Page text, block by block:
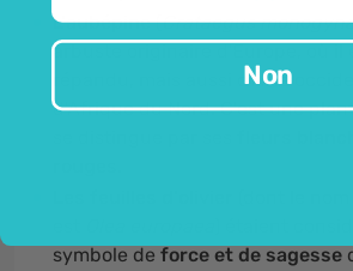
L'aubépine(Crataegus
arbuste originaire d'Europe, où il
répandu, mais aussi d'Asie
d'Afrique du Nord. C'est une
symbole de force et de sagesse
Non